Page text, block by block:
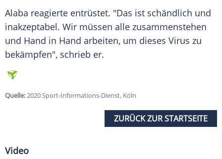
Alaba reagierte entrüstet. "Das ist schändlich und
inakzeptabel. Wir müssen alle zusammenstehen
und Hand in Hand arbeiten, um dieses Virus zu
bekämpfen", schrieb er.
Quelle:2020 Sport-Informations-Dienst, Köln
ZURÜCK ZUR STARTSEITE
Video